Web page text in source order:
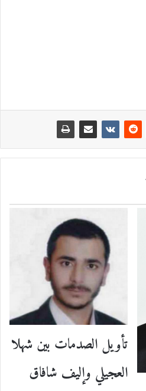
تأويل الصدمات بين شهلا
العجيلي وإليف شافاق